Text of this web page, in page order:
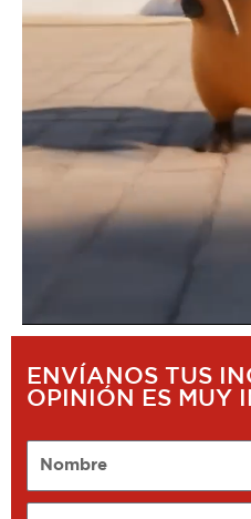
ENVÍANOS TUS
OPINIÓN ES MUY